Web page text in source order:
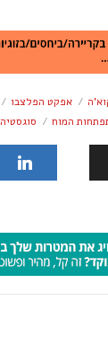
אפקט הפלצבו
המוח סוגסטיה